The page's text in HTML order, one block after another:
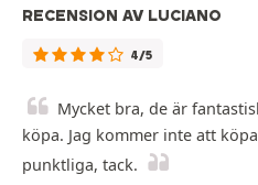
RECENSION AV LUCIANO
4/5
Mycket bra, de är
köpa. Jag kommer inte att
punktliga, tack.